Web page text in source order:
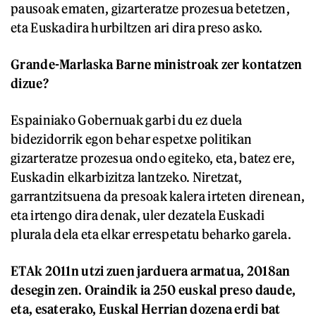
pausoak ematen, gizarteratze prozesua betetzen,
eta Euskadira hurbiltzen ari dira preso asko.
Grande-Marlaska Barne ministroak zer kontatzen
dizue?
Espainiako Gobernuak garbi du ez duela
bidezidorrik egon behar espetxe politikan
gizarteratze prozesua ondo egiteko, eta, batez ere,
Euskadin elkarbizitza lantzeko. Niretzat,
garrantzitsuena da presoak kalera irteten direnean,
eta irtengo dira denak, uler dezatela Euskadi
plurala dela eta elkar errespetatu beharko garela.
ETAk 2011n utzi zuen jarduera armatua, 2018an
desegin zen. Oraindik ia 250 euskal preso daude,
eta, esaterako, Euskal Herrian dozena erdi bat